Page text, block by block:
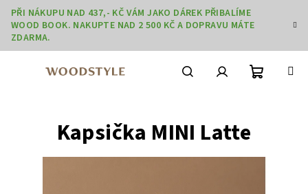
Přejít
obsah
PŘI NÁKUPU NAD 437,- KČ VÁM JAKO DÁREK PŘIBALÍME
WOOD BOOK. NAKUPTE NAD 2 500 KČ A DOPRAVU MÁTE
ZDARMA.
Kapsička MINI Latte